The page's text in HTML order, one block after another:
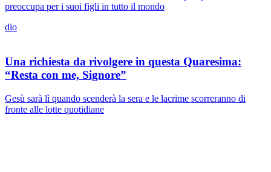
preoccupa per i suoi figli in tutto il mondo
dio
Una richiesta da rivolgere in questa Quaresima:
“Resta con me, Signore”
Gesù sarà lì quando scenderà la sera e le lacrime scorreranno di
fronte alle lotte quotidiane